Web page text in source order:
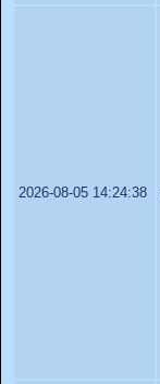
2026-08-05 14:24:38